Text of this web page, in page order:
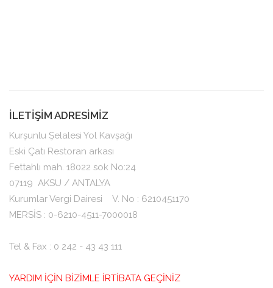
İLETİŞİM ADRESİMİZ
Kurşunlu Şelalesi Yol Kavşağı
Eski Çatı Restoran arkası
Fettahlı mah. 18022 sok No:24
07119 AKSU / ANTALYA
Kurumlar Vergi Dairesi V. No : 6210451170
MERSİS : 0-6210-4511-7000018
Tel & Fax : 0 242 - 43 43 111
YARDIM İÇİN BİZİMLE İRTİBATA GEÇİNİZ